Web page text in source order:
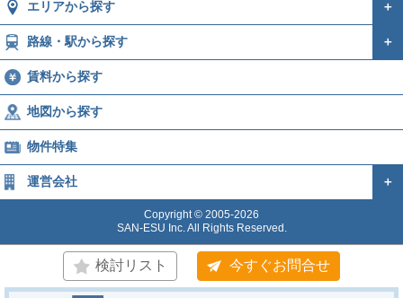
検討リスト 今すぐお問合せ
エリアから探す ＋
路線・駅から探す ＋
賃料から探す
地図から探す
物件特集
運営会社 ＋
Copyright © 2005-2026
SAN-ESU Inc. All Rights Reserved.